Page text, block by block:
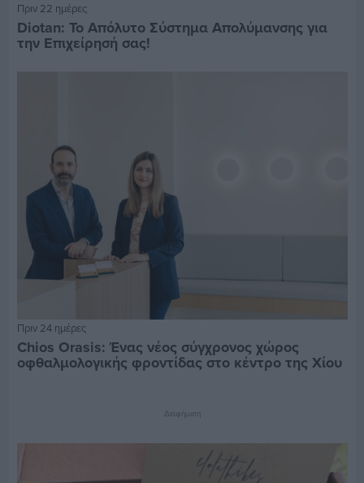
Πριν 22 ημέρες
Diotan: Το Απόλυτο Σύστημα Απολύμανσης για
την Επιχείρησή σας!
Πριν 24 ημέρες
Chios Orasis: Ένας νέος σύγχρονος χώρος
οφθαλμολογικής φροντίδας στο κέντρο της Χίου
Διαφήμιση